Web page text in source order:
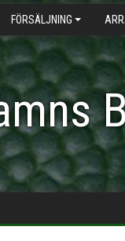
FÖRSÄLJNING